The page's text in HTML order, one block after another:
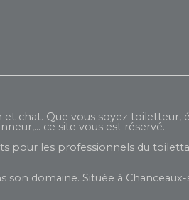
chat. Que vous soyez toiletteur,
ce site vous est réservé.
pour les professionnels du
domaine. Située à Chanceaux-